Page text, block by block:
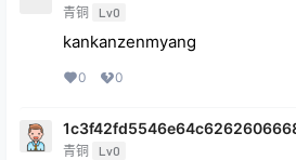
青铜 Lv0
kankanzenmyang
0 0
青铜 Lv0